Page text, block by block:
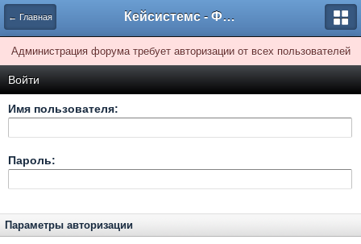
← Главная Кейсистемс - Форумы
Администрация форума требует авторизации от всех пользователей
Войти
Имя пользователя:
Пароль:
Параметры авторизации